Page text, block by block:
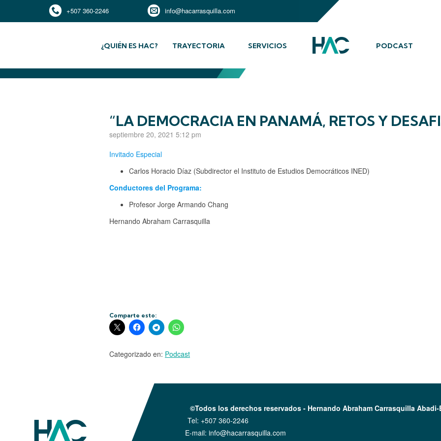
+507 360-2246 info@hacarrasquilla.com
¿QUIÉN ES HAC? TRAYECTORIA SERVICIOS PODCAST
“LA DEMOCRACIA EN PANAMÁ, RETOS Y
septiembre 20, 2021 5:12 pm
Invitado Especial
Carlos Horacio Díaz (Subdirector el Instituto de Estudios Democráticos INED)
Conductores del Programa:
Profesor Jorge Armando Chang
Hernando Abraham Carrasquilla
Comparte esto:
Categorizado en: Podcast
©Todos los derechos reservados - Hernando Abraham Carrasquilla Abadi-
Tel: +507 360-2246
E-mail: info@hacarrasquilla.com